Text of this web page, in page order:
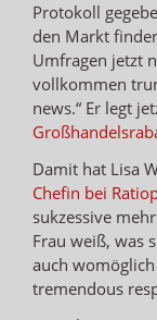
Protokoll
den Markt
Umfragen jetzt
vollkommen
news.“ Er legt
Damit hat Lisa
Chefin bei
sukzessive
Frau weiß, was
auch
tremendous